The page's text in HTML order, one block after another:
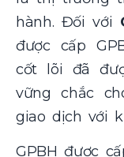
hành. Đối với
được cấp
cốt lõi đã
vững chắc
giao dịch với
GPBH được